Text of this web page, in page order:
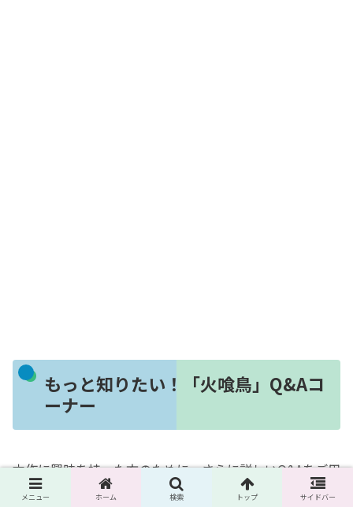
もっと知りたい！「火喰鳥」Q&Aコ
ーナー
本作に興味を持った方のために、さらに詳しいQ&Aをご用
意しました。
メニュー ホーム 検索 トップ サイドバー